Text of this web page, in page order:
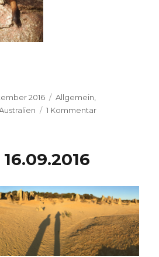
2016 Kategorien
Allgemein,
1 Kommentarzu